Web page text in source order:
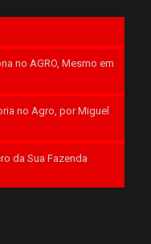
no AGRO, Mesmo em
no Agro, por Miguel
da Sua Fazenda